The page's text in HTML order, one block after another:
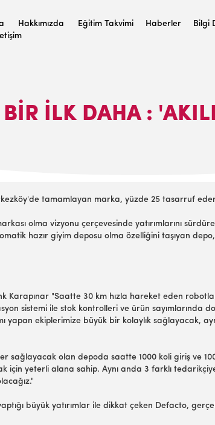
Hakkımızda Eğitim Takvimi Haberler Bilgi
İLK DAHA :
tamamlayan marka, yüzde 25 tasarruf
olma vizyonu çerçevesinde yatırımlarını
hazır giyim deposu olma özelliğini taşıyan
Karapınar "Saatte 30 km hızla hareket eden
sistemi ile stok kontrolleri ve ürün sayımlarında
ekiplerimize büyük bir kolaylık sağlayacak,
olan depoda saatte 1000 koli giriş ve
yeterli alana sahip. Aynı anda 3 farklı
büyük yatırımlar ile dikkat çeken Defacto,